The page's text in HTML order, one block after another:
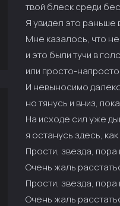
твой блеск среди
Я увидел это раньше
Мне казалось, что
и это были тучи в
или просто-напросто
И невыносимо
но тянусь и вниз,
На исходе сил уже
я останусь здесь,
Прости, звезда, пора
Очень жаль
Прости, звезда, пора
Очень жаль